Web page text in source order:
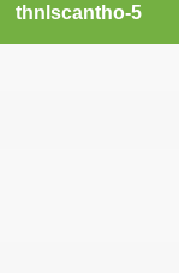
thnlscantho-5